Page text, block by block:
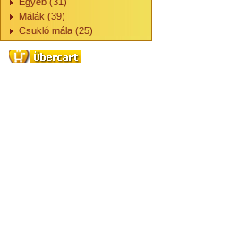
Málák (39)
Csukló mála (25)